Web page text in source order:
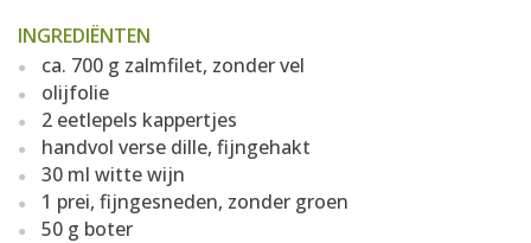
INGREDIËNTEN
ca. 700 g zalmfilet, zonder vel
olijfolie
2 eetlepels kappertjes
handvol verse dille, fijngehakt
30 ml witte wijn
1 prei, fijngesneden, zonder groen
50 g boter